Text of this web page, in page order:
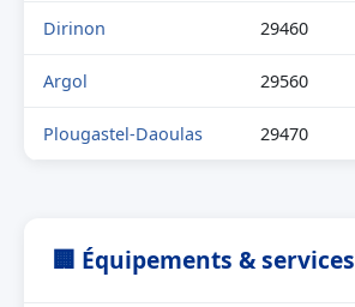
Dirinon 29460
Argol 29560
Plougastel-Daoulas 29470
🏢 Équipements & services